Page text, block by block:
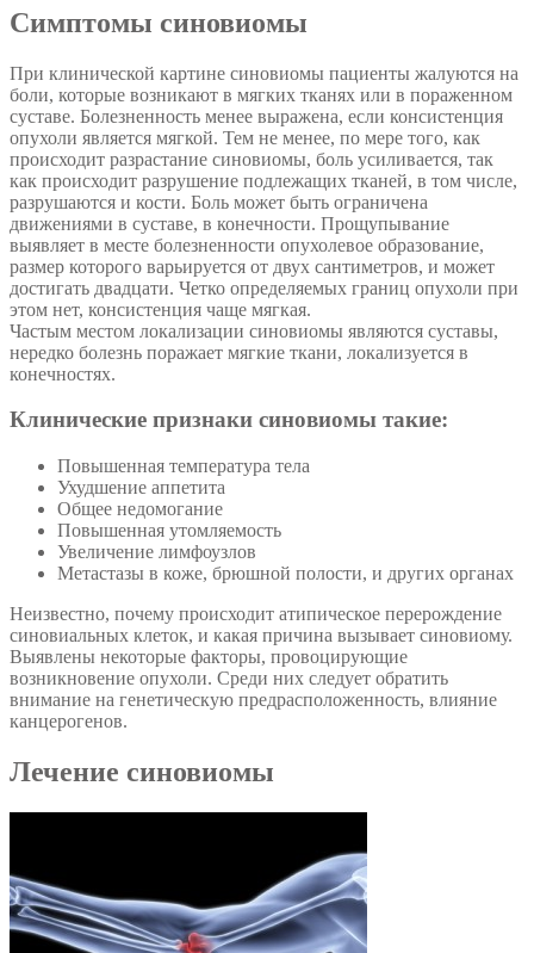
Симптомы синовиомы
При клинической картине синовиомы пациенты жалуются на
боли, которые возникают в мягких тканях или в пораженном
суставе. Болезненность менее выражена, если консистенция
опухоли является мягкой. Тем не менее, по мере того, как
происходит разрастание синовиомы, боль усиливается, так
как происходит разрушение подлежащих тканей, в том числе,
разрушаются и кости. Боль может быть ограничена
движениями в суставе, в конечности. Прощупывание
выявляет в месте болезненности опухолевое образование,
размер которого варьируется от двух сантиметров, и может
достигать двадцати. Четко определяемых границ опухоли при
этом нет, консистенция чаще мягкая.
Частым местом локализации синовиомы являются суставы,
нередко болезнь поражает мягкие ткани, локализуется в
конечностях.
Клинические признаки синовиомы такие:
Повышенная температура тела
Ухудшение аппетита
Общее недомогание
Повышенная утомляемость
Увеличение лимфоузлов
Метастазы в коже, брюшной полости, и других органах
Неизвестно, почему происходит атипическое перерождение
синовиальных клеток, и какая причина вызывает синовиому.
Выявлены некоторые факторы, провоцирующие
возникновение опухоли. Среди них следует обратить
внимание на генетическую предрасположенность, влияние
канцерогенов.
Лечение синовиомы